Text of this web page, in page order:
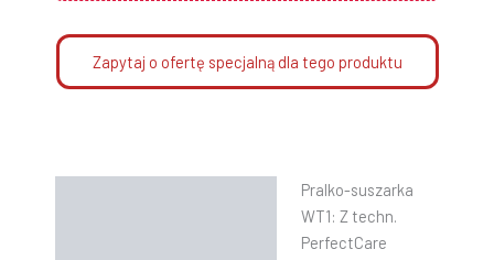
Zapytaj o ofertę specjalną dla tego produktu
Pralko-suszarka
WT1: Z techn.
PerfectCare